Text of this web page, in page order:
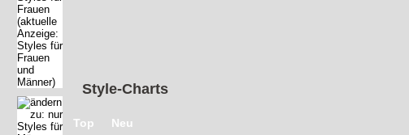
Style-Charts
Top Neu